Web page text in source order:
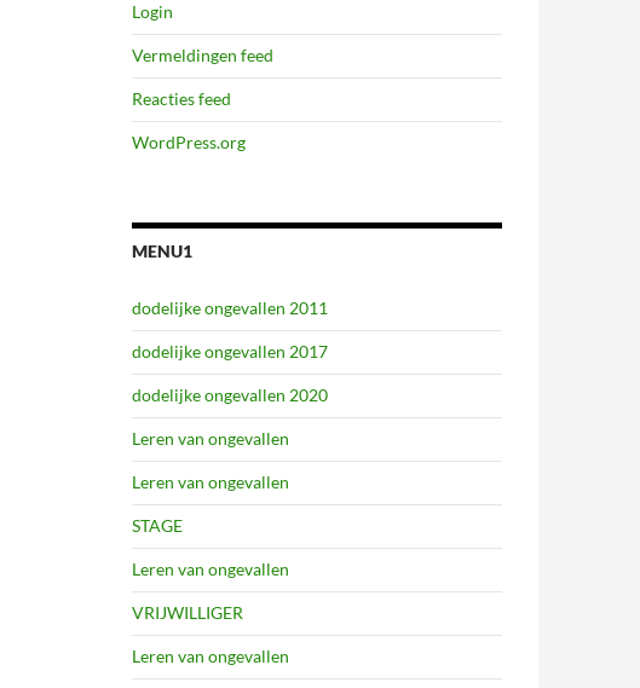
Login
Vermeldingen feed
Reacties feed
WordPress.org
MENU1
dodelijke ongevallen 2011
dodelijke ongevallen 2017
dodelijke ongevallen 2020
Leren van ongevallen
Leren van ongevallen
STAGE
Leren van ongevallen
VRIJWILLIGER
Leren van ongevallen